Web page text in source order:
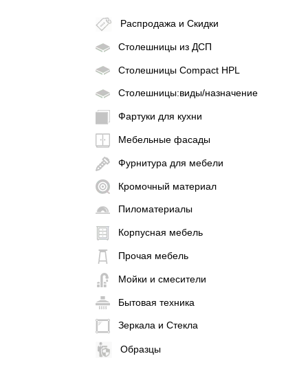
Распродажа и Скидки
Столешницы из ДСП
Столешницы Compact HPL
Столешницы:виды/назначение
Фартуки для кухни
Мебельные фасады
Фурнитура для мебели
Кромочный материал
Пиломатериалы
Корпусная мебель
Прочая мебель
Мойки и смесители
Бытовая техника
Зеркала и Стекла
Образцы